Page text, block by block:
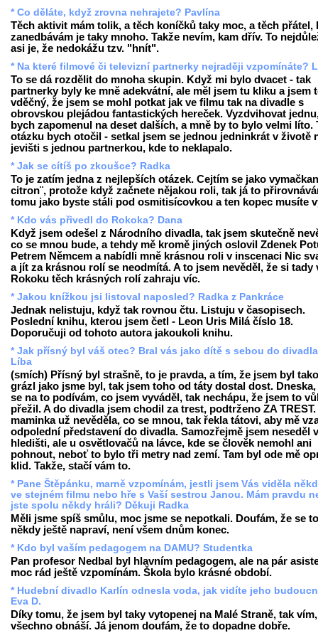
* Co děláte, když zrovna nehrajete? Pavlína
Těch aktivit mám tolik, a těch koníčků taky moc, a těch přátel,
zanedbávám je taky mnoho. Takže nevím, kam dřív. To
asi je, že nedokážu tzv. "hnít".
* Na které filmové či televizní partnerky nejraději vzpomínáte?
To se dá rozdělit do mnoha skupin. Když mi bylo dvacet - tak
partnerky byly ke mně adekvátní, ale měl jsem tu kliku a jsem
vděčný, že jsem se mohl potkat jak ve filmu tak na divadle s
obrovskou plejádou fantastických hereček. Vyzdvihovat
bych zapomenul na deset dalších, a mně by to bylo velmi líto.
otázku bych otočil - setkal jsem se jednou jedninkrát v životě
jevišti s jednou partnerkou, kde to neklapalo.
* Jak se cítíš po zkoušce? Radka
To je zatím jedna z nejlepších otázek. Cejtím se jako
citron¨, protože když začnete nějakou roli, tak já to
tomu jako byste stáli pod osmitisícovkou a ten kopec musíte
* Kdo vás přivedl do Rokoka? Dana
Když jsem odešel z Národního divadla, tak jsem skutečně
co se mnou bude, a tehdy mě kromě jiných oslovil Zdenek
Petrem Němcem a nabídli mně krásnou roli v inscenaci Nic
a jít za krásnou rolí se neodmítá. A to jsem nevěděl, že si tady
Rokoku těch krásných rolí zahraju víc.
* Jakou knížkou jsi listoval naposled? Radka z Pankráce
Jednak nelistuju, když tak rovnou čtu. Listuju v časopisech.
Poslední knihu, kterou jsem četl - Leon Uris Milá číslo 18.
Doporučuji od tohoto autora jakoukoli knihu.
* Jak přísný byl váš otec? Bral vás jako dítě s sebou do
Líba
(smích) Přísný byl strašně, to je pravda, a tím, že jsem byl
grázl jako jsme byl, tak jsem toho od táty dostal dost.
se na to podívám, co jsem vyváděl, tak nechápu, že jsem to
přežil. A do divadla jsem chodil za trest, podtrženo ZA
maminka už nevěděla, co se mnou, tak řekla tátovi, aby mě
odpolední představení do divadla. Samozřejmě jsem neseděl v
hledišti, ale u osvětlovačů na lávce, kde se člověk nemohl ani
pohnout, neboť to bylo tři metry nad zemí. Tam byl ode mě
klid. Takže, stačí vám to.
* Pane Štěpánku, marně vzpomínám, jestli jsem Vás viděla
ve stejném filmu nebo hře s Vaší sestrou Janou. Mám pravdu
jste spolu někdy hráli? Děkuji Radka
Měli jsme spíš smůlu, moc jsme se nepotkali. Doufám, že se to
někdy ještě napraví, není všem dnům konec.
* Kdo byl vaším pedagogem na DAMU? Studentka
Pan profesor Nedbal byl hlavním pedagogem, ale na pár
moc rád ještě vzpomínám. Škola bylo krásné období.
* Hudební divadlo Karlín odnesla voda, jak vidíte jeho
Eva D.
Díky tomu, že jsem byl taky vytopenej na Malé Straně, tak
všechno obnáší. Já jenom doufám, že to dopadne dobře.